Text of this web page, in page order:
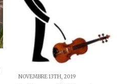
NOVEMBRE 13TH, 2019